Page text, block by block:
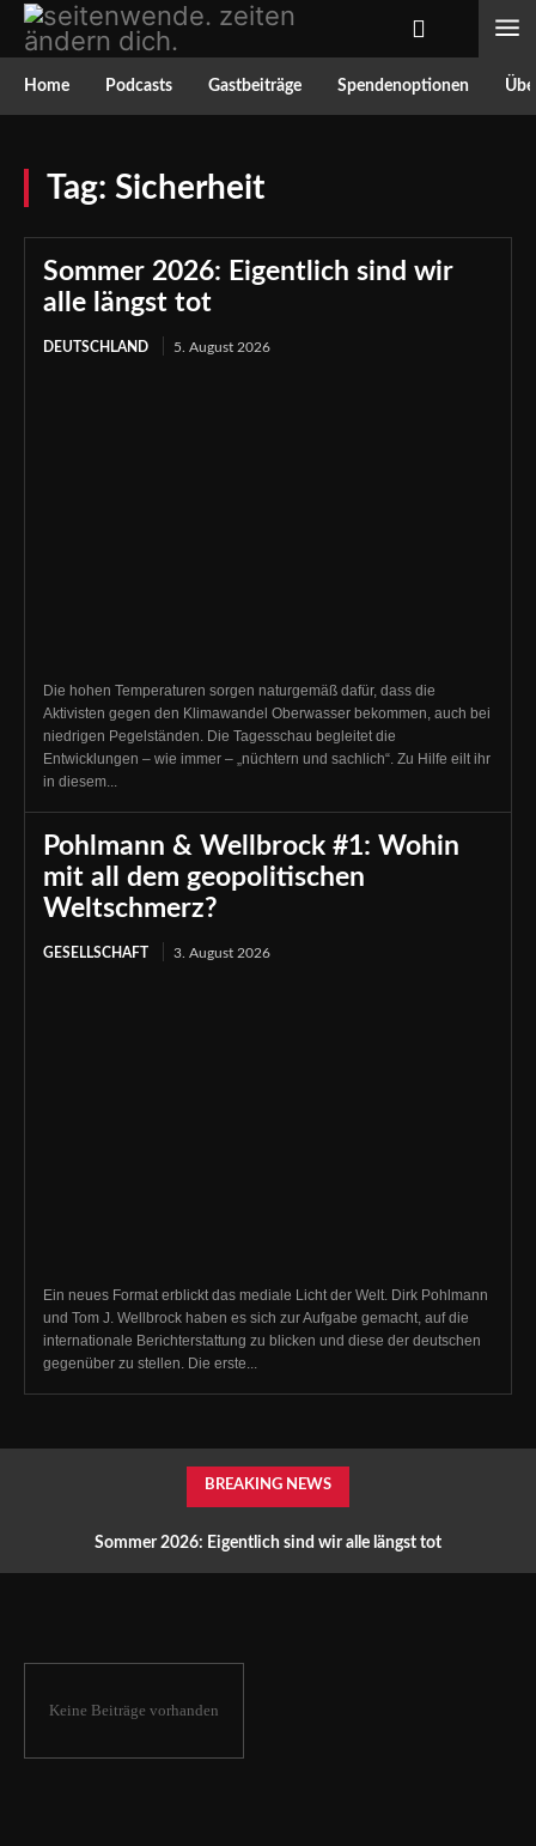
Home Podcasts Gastbeiträge Spendenoptionen
Tag: Sicherheit
Sommer 2026: Eigentlich sind wir
alle längst tot
DEUTSCHLAND 5. August 2026
Die hohen Temperaturen sorgen naturgemäß dafür, dass die
Aktivisten gegen den Klimawandel Oberwasser bekommen, auch bei
niedrigen Pegelständen. Die Tagesschau begleitet die
Entwicklungen – wie immer – „nüchtern und sachlich“. Zu Hilfe eilt ihr
in diesem...
Pohlmann & Wellbrock #1: Wohin
mit all dem geopolitischen
Weltschmerz?
GESELLSCHAFT 3. August 2026
Ein neues Format erblickt das mediale Licht der Welt. Dirk Pohlmann
und Tom J. Wellbrock haben es sich zur Aufgabe gemacht, auf die
internationale Berichterstattung zu blicken und diese der deutschen
gegenüber zu stellen. Die erste...
BREAKING NEWS
Sommer 2026: Eigentlich sind wir alle längst tot
Keine Beiträge vorhanden